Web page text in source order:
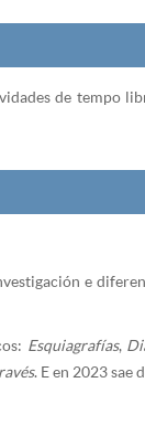
de tempo
e
Esquiagrafías,
. E en 2023 sae